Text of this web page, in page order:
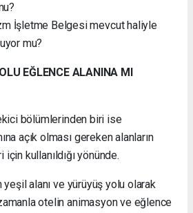
İşletme Belgesi mevcut haliyle
mu?
EĞLENCE ALANINA MI
bölümlerinden biri ise
açık olması gereken alanların
kullanıldığı yönünde.
yeşil alanı ve yürüyüş yolu olarak
otelin animasyon ve eğlence